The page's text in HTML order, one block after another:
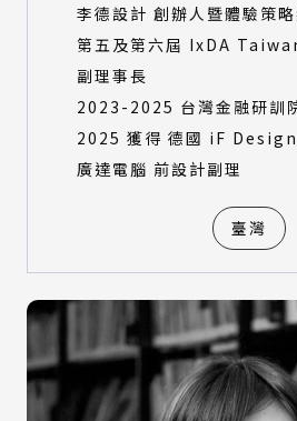
李德設計 創辦人暨體驗策
第五及第六屆 IxDA
副理事長
2023-2025 台灣金融研訓
2025 獲得 德國 iF
廣達電腦 前設計副理
臺灣